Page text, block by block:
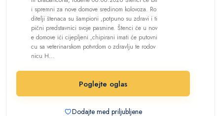
i spremni za nove domove sredinom kolovoza. Ro
ditelji štenaca su šampioni ,potpuno su zdravi i ti
pični predstavnici svoje pasmine. Štenci će u nov
e domove ići cijepljeni ,chipirani imati će putovni
cu sa veterinarskom potvrdom o zdravlju te rodov
nicu H...
Poglejte oglas
Dodajte med priljubljene